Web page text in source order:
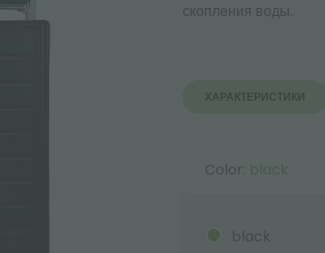
скопления воды.
ХАРАКТЕРИСТИКИ
Color: black
black